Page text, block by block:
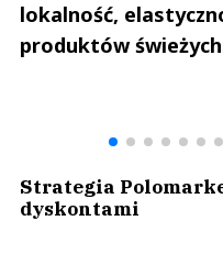
lokalność,
produktów
Strategia
dyskontami